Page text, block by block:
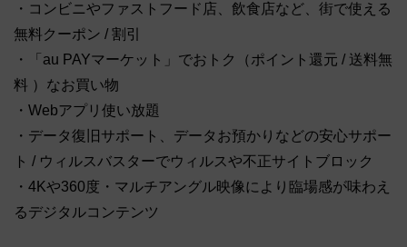
・コンビニやファストフード店、飲食店など、街で使える
無料クーポン / 割引
・「au PAYマーケット」でおトク（ポイント還元 / 送料無
料 ）なお買い物
・Webアプリ使い放題
・データ復旧サポート、データお預かりなどの安心サポー
ト / ウィルスバスターでウィルスや不正サイトブロック
・4Kや360度・マルチアングル映像により臨場感が味わえ
るデジタルコンテンツ